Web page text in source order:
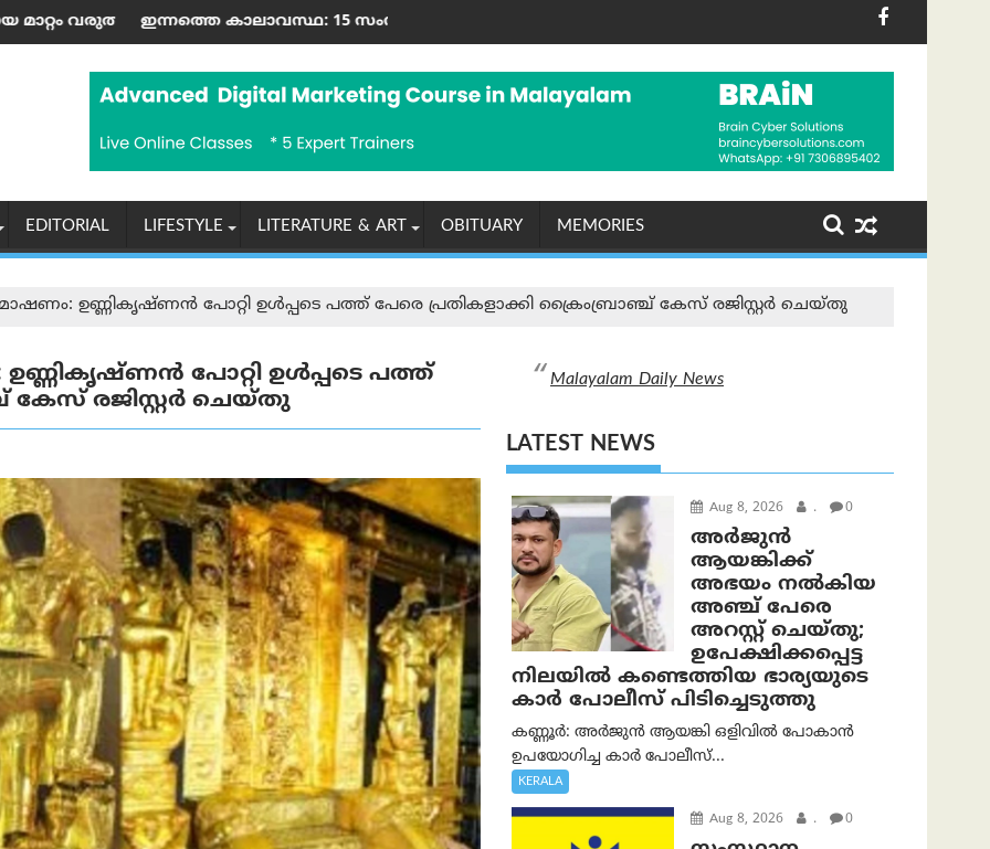
പോലീസ് പിടിച്ചെടുത്തു
സ്റ്റേഷൻ' നിലവില്‍ വന്നു
15 സംസ്ഥാനങ്ങളിൽ കനത്ത മഴയ്ക്കും കൊടുങ്കാറ്റിനും സാധ്യത, മൺസൂൺ സജീവമാകുന്നു
റഷ്യയ്‌ക്കെതിരെ അമേരിക്ക യുദ്ധസമാനമായ സാഹചര്യം സൃഷ്ടിക്കുന്നു; ഇന്ത്യയും
"ബന്ധങ്ങളെ നമുക്ക്
EDITORIAL LIFESTYLE LITERATURE & ART OBITUARY MEMORIES
ഉണ്ണികൃഷ്ണന്‍ പോറ്റി ഉള്‍പ്പടെ പത്ത് പേരെ പ്രതികളാക്കി ക്രൈംബ്രാഞ്ച് കേസ് രജിസ്റ്റര്‍ ചെയ്തു
പോറ്റി ഉള്‍പ്പടെ പത്ത്
കേസ് രജിസ്റ്റര്‍ ചെയ്തു
Malayalam Daily News
LATEST NEWS
Aug 8, 2026 . 0
അര്‍ജുന്‍
ആയങ്കിക്ക്
അഭയം നല്‍കിയ
അഞ്ച് പേരെ
അറസ്റ്റ് ചെയ്തു;
ഉപേക്ഷിക്കപ്പെട്ട
നിലയില്‍ കണ്ടെത്തിയ ഭാര്യയുടെ
കാര്‍ പോലീസ് പിടിച്ചെടുത്തു
കണ്ണൂർ: അർജുൻ ആയങ്കി ഒളിവിൽ പോകാൻ
ഉപയോഗിച്ച കാർ പോലീസ്...
KERALA
Aug 8, 2026 . 0